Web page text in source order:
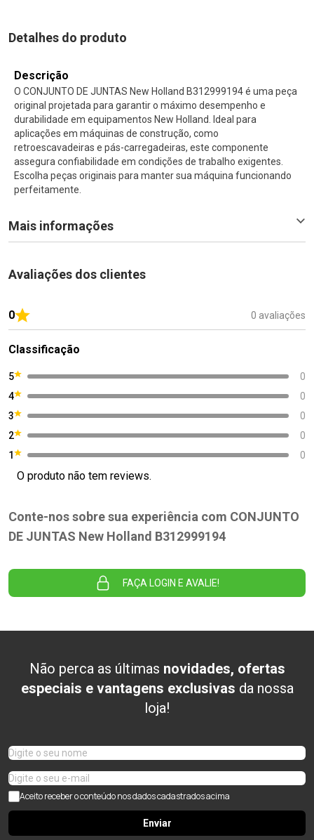
Detalhes do produto
Descrição
O CONJUNTO DE JUNTAS New Holland B312999194 é uma peça
original projetada para garantir o máximo desempenho e
durabilidade em equipamentos New Holland. Ideal para
aplicações em máquinas de construção, como
retroescavadeiras e pás-carregadeiras, este componente
assegura confiabilidade em condições de trabalho exigentes.
Escolha peças originais para manter sua máquina funcionando
perfeitamente.
Mais informações
Avaliações dos clientes
0 0 avaliações
Classificação
5
0
4
0
3
0
2
0
1
0
O produto não tem reviews.
Conte-nos sobre sua experiência com CONJUNTO
DE JUNTAS New Holland B312999194
FAÇA LOGIN E AVALIE!
Não perca as últimas novidades, ofertas
especiais e vantagens exclusivas da nossa
loja!
Aceito receber o conteúdo nos dados cadastrados acima
Enviar